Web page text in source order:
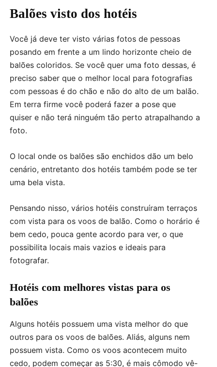
Balões visto dos hotéis
Você já deve ter visto várias fotos de pessoas
posando em frente a um lindo horizonte cheio de
balões coloridos. Se você quer uma foto dessas, é
preciso saber que o melhor local para fotografias
com pessoas é do chão e não do alto de um balão.
Em terra firme você poderá fazer a pose que
quiser e não terá ninguém tão perto atrapalhando a
foto.
O local onde os balões são enchidos dão um belo
cenário, entretanto dos hotéis também pode se ter
uma bela vista.
Pensando nisso, vários hotéis construíram terraços
com vista para os voos de balão. Como o horário é
bem cedo, pouca gente acordo para ver, o que
possibilita locais mais vazios e ideais para
fotografar.
Hotéis com melhores vistas para os
balões
Alguns hotéis possuem uma vista melhor do que
outros para os voos de balões. Aliás, alguns nem
possuem vista. Como os voos acontecem muito
cedo, podem começar as 5:30, é mais cômodo vê-